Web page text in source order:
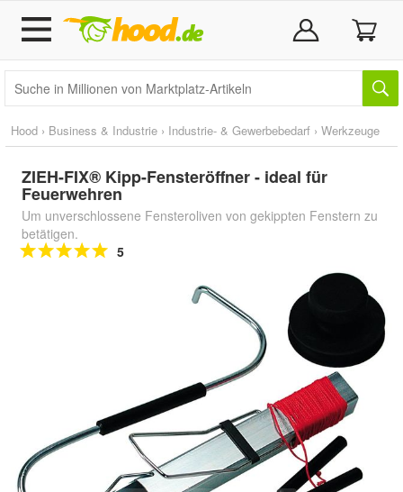
Hood › Business & Industrie › Industrie- & Gewerbebedarf › Werkzeuge
ZIEH-FIX® Kipp-Fensteröffner - ideal für
Feuerwehren
Um unverschlossene Fensteroliven von gekippten Fenstern zu
betätigen.
5